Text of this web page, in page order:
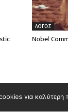
ΛΟΓΟΣ
Nobel
για